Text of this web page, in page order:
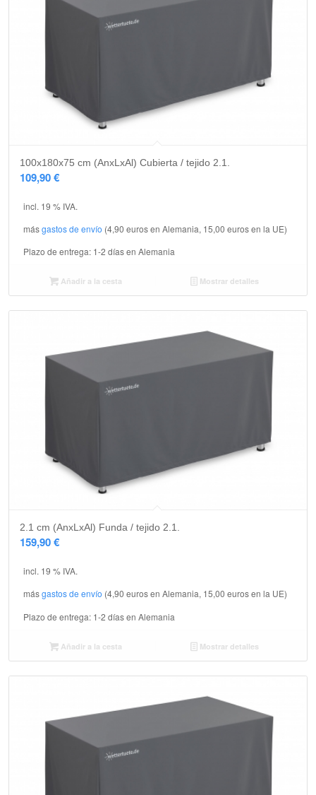
100x180x75 cm (AnxLxAl) Cubierta / tejido 2.1.
109,90€
incl. 19 % IVA.
másgastos de envío (4,90 euros en Alemania, 15,00 euros en la UE)
Plazo de entrega: 1-2 días en Alemania
Añadir a la cesta Mostrar detalles
2.1 cm (AnxLxAl) Funda / tejido 2.1.
159,90€
incl. 19 % IVA.
másgastos de envío (4,90 euros en Alemania, 15,00 euros en la UE)
Plazo de entrega: 1-2 días en Alemania
Añadir a la cesta Mostrar detalles